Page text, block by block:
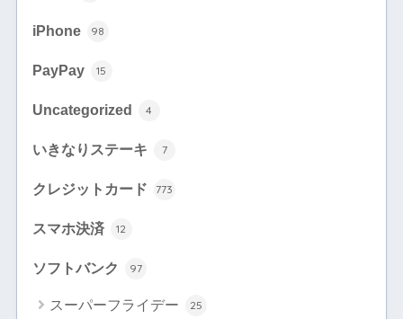
iPhone 98
PayPay 15
Uncategorized 4
いきなりステーキ 7
クレジットカード 773
スマホ決済 12
ソフトバンク 97
スーパーフライデー 25